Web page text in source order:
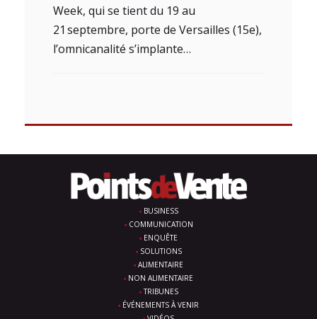
Week, qui se tient du 19 au
21 septembre, porte de Versailles (15e),
l’omnicanalité s’implante…
BUSINESS
COMMUNICATION
ENQUÊTE
SOLUTIONS
ALIMENTAIRE
NON ALIMENTAIRE
TRIBUNES
ÉVÉNEMENTS À VENIR